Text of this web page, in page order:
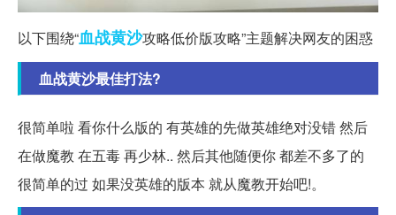
以下围绕“血战黄沙攻略低价版攻略”主题解决网友的困惑
血战黄沙最佳打法?
很简单啦 看你什么版的 有英雄的先做英雄绝对没错 然后
在做魔教 在五毒 再少林.. 然后其他随便你 都差不多了的
很简单的过 如果没英雄的版本 就从魔教开始吧!。